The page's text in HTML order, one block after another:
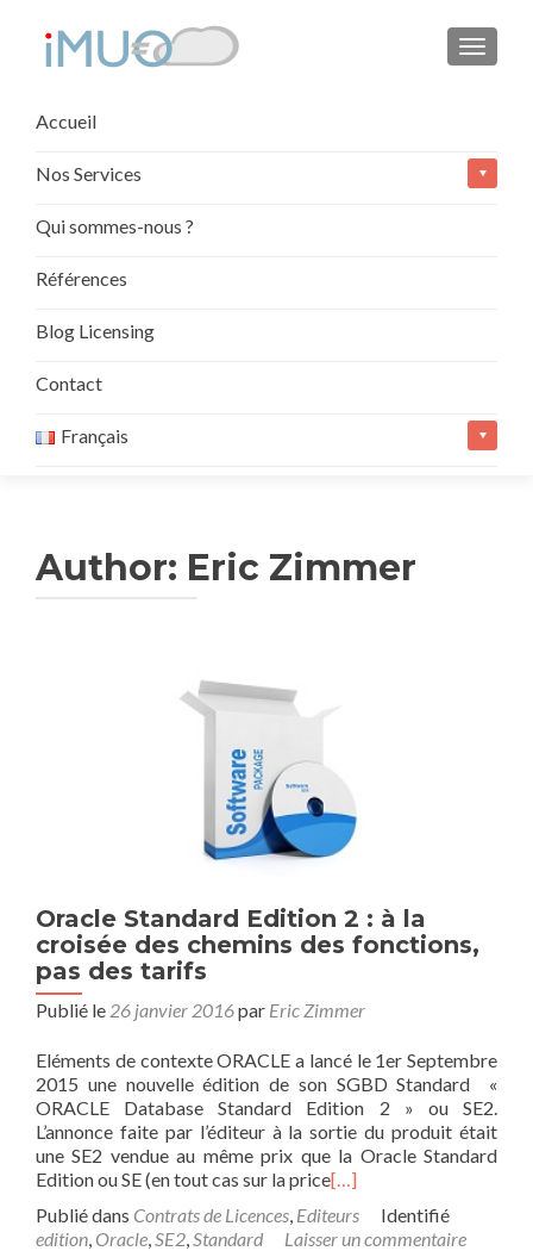
au
principal
Accueil
Nos Services
Qui sommes-nous ?
Références
Blog Licensing
Contact
Français
Author: Eric Zimmer
Oracle Standard Edition 2 : à la
croisée des chemins des fonctions,
pas des tarifs
Publié le 26 janvier 2016par Eric Zimmer
Eléments de contexte ORACLE a lancé le 1er Septembre
2015 une nouvelle édition de son SGBD Standard «
ORACLE Database Standard Edition 2 » ou SE2.
L’annonce faite par l’éditeur à la sortie du produit était
une SE2 vendue au même prix que la Oracle Standard
Edition ou SE (en tout cas sur la price[…]
Publié dans Contrats de Licences, Editeurs
Identifié
edition, Oracle,SE2,Standard Laisser un commentaire